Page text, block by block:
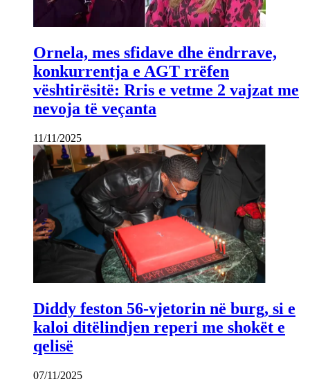
Ornela, mes sfidave dhe ëndrrave,
konkurrentja e AGT rrëfen
vështirësitë: Rris e vetme 2 vajzat me
nevoja të veçanta
11/11/2025
Diddy feston 56-vjetorin në burg, si e
kaloi ditëlindjen reperi me shokët e
qelisë
07/11/2025